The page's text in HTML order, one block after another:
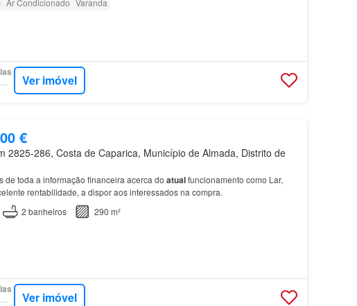
Ar Condicionado Varanda
Ver imóvel
€
2825-286, Costa de Caparica, Município de Almada, Distrito de
de toda a informação financeira acerca do atualfuncionamento como Lar,
rentabilidade, a dispor aos interessados na compra.
2 banheiros 290 m²
Ver imóvel